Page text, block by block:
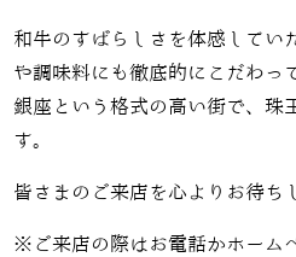
和牛のすばらしさを体感してい
や調味料にも徹底的にこだわっ
銀座という格式の高い街で、珠
す。
皆さまのご来店を心よりお待ち
※ご来店の際はお電話かホーム